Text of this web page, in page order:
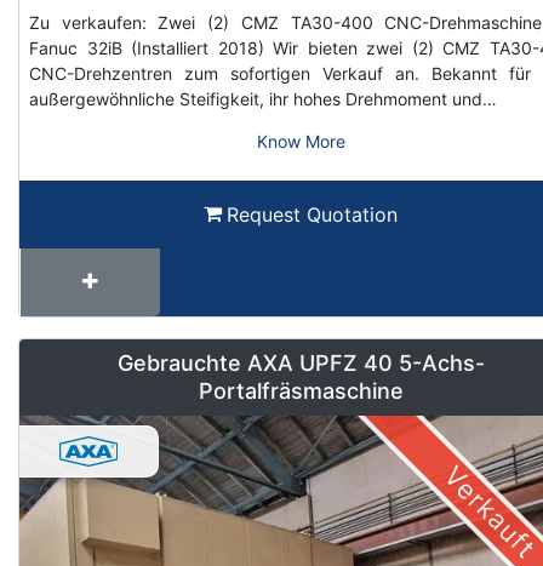
Zu verkaufen: Zwei (2) CMZ TA30-400 CNC-
Fanuc 32iB (Installiert 2018) Wir bieten zwei (2) CMZ
CNC-Drehzentren zum sofortigen Verkauf an. Bekannt für
außergewöhnliche Steifigkeit, ihr hohes Drehmoment und…
Know More
Request Quotation
Gebrauchte AXA UPFZ 40 5-Achs-
Portalfräsmaschine
Verkauft